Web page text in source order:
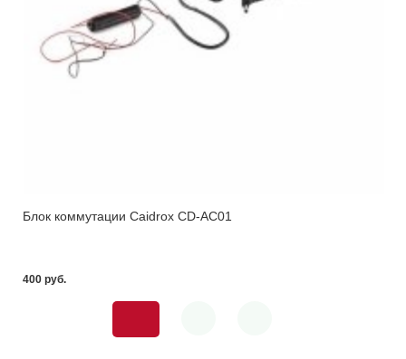
Блок коммутации Caidrox CD-AC01
400 pуб.